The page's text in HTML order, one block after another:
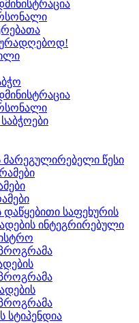
წესი
საფეხურის
ინტეგრირებული
სტიპენდია